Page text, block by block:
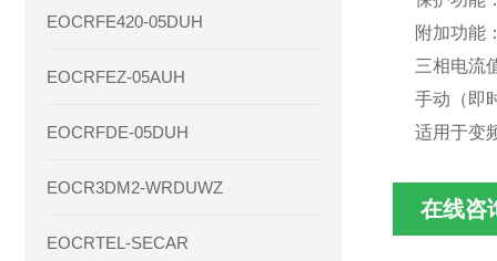
EOCRFE420-05DUH
EOCRFEZ-05AUH
EOCRFDE-05DUH
EOCR3DM2-WRDUWZ
EOCRTEL-SECAR
附加功能
三相电流
手动（即
适用于变
在线咨